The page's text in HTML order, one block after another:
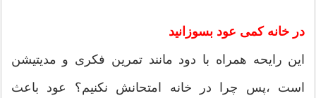
در خانه کمی عود بسوزانید
این رایحه همراه با دود مانند تمرین فکری و مدیتیشن
است ،پس چرا در خانه امتحانش نکنیم؟ عود باعث